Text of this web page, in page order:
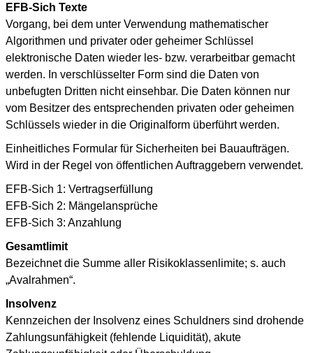
EFB-Sich Texte
Vorgang, bei dem unter Verwendung mathematischer
Algorithmen und privater oder geheimer Schlüssel
elektronische Daten wieder les- bzw. verarbeitbar gemacht
werden. In verschlüsselter Form sind die Daten von
unbefugten Dritten nicht einsehbar. Die Daten können nur
vom Besitzer des entsprechenden privaten oder geheimen
Schlüssels wieder in die Originalform überführt werden.
Einheitliches Formular für Sicherheiten bei Bauaufträgen.
Wird in der Regel von öffentlichen Auftraggebern verwendet.
EFB-Sich 1: Vertragserfüllung
EFB-Sich 2: Mängelansprüche
EFB-Sich 3: Anzahlung
Gesamtlimit
Bezeichnet die Summe aller Risikoklassenlimite; s. auch
„Avalrahmen“.
Insolvenz
Kennzeichen der Insolvenz eines Schuldners sind drohende
Zahlungsunfähigkeit (fehlende Liquidität), akute